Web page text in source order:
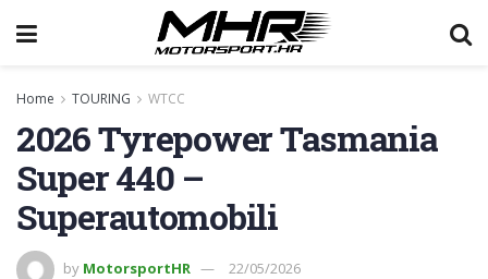
Home TOURING WTCC
2026 Tyrepower Tasmania
Super 440 –
Superautomobili
by MotorsportHR 22/05/2026